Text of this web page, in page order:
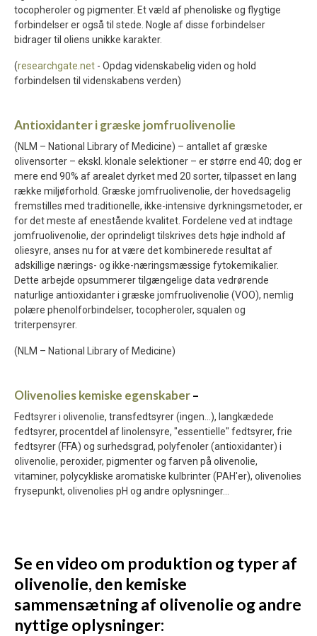
tocopheroler og pigmenter. Et væld af phenoliske og flygtige
forbindelser er også til stede. Nogle af disse forbindelser
bidrager til oliens unikke karakter.
(researchgate.net - Opdag videnskabelig viden og hold
forbindelsen til videnskabens verden)
Antioxidanter i græske jomfruolivenolie
(NLM – National Library of Medicine) – antallet af græske
olivensorter – ekskl. klonale selektioner – er større end 40; dog er
mere end 90% af arealet dyrket med 20 sorter, tilpasset en lang
række miljøforhold. Græske jomfruolivenolie, der hovedsagelig
fremstilles med traditionelle, ikke-intensive dyrkningsmetoder, er
for det meste af enestående kvalitet. Fordelene ved at indtage
jomfruolivenolie, der oprindeligt tilskrives dets høje indhold af
oliesyre, anses nu for at være det kombinerede resultat af
adskillige nærings- og ikke-næringsmæssige fytokemikalier.
Dette arbejde opsummerer tilgængelige data vedrørende
naturlige antioxidanter i græske jomfruolivenolie (VOO), nemlig
polære phenolforbindelser, tocopheroler, squalen og
triterpensyrer.
(NLM – National Library of Medicine)
Olivenolies kemiske egenskaber–
Fedtsyrer i olivenolie, transfedtsyrer (ingen...), langkædede
fedtsyrer, procentdel af linolensyre, "essentielle" fedtsyrer, frie
fedtsyrer (FFA) og surhedsgrad, polyfenoler (antioxidanter) i
olivenolie, peroxider, pigmenter og farven på olivenolie,
vitaminer, polycykliske aromatiske kulbrinter (PAH'er), olivenolies
frysepunkt, olivenolies pH og andre oplysninger...
Se en video om produktion og typer af
olivenolie, den kemiske
sammensætning af olivenolie og andre
nyttige oplysninger: